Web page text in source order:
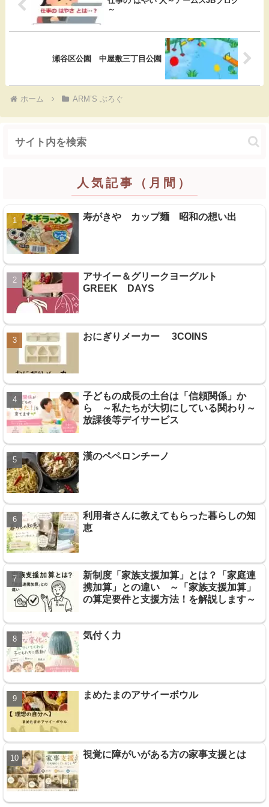
b
o
n
a
e
～
瀬谷区公園 中屋敷三丁目公園
ホーム ARM’S ぶろぐ
人気記事（月間）
寿がきや カップ麺 昭和の想い出
アサイー＆グリークヨーグルト
GREEK DAYS
おにぎりメーカー 3COINS
子どもの成長の土台は「信頼関係」か
ら ～私たちが大切にしている関わり～
放課後等デイサービス
漢のペペロンチーノ
利用者さんに教えてもらった暮らしの知
恵
新制度「家族支援加算」とは？「家庭連
携加算」との違い ～「家族支援加算」
の算定要件と支援方法！を解説します～
気付く力
まめたまのアサイーボウル
視覚に障がいがある方の家事支援とは